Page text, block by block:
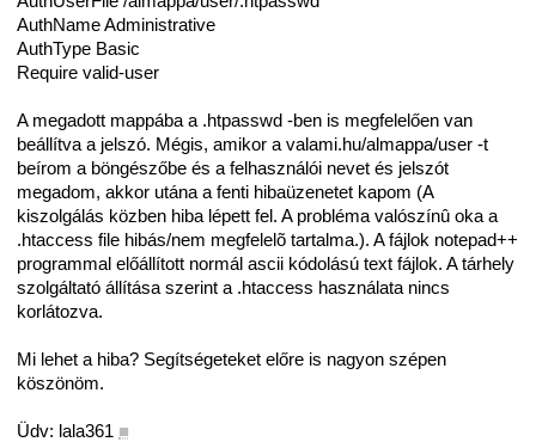
AuthName Administrative
AuthType Basic
Require valid-user
A megadott mappába a .htpasswd -ben is megfelelően van
beállítva a jelszó. Mégis, amikor a valami.hu/almappa/user -t
beírom a böngészőbe és a felhasználói nevet és jelszót
megadom, akkor utána a fenti hibaüzenetet kapom (A
kiszolgálás közben hiba lépett fel. A probléma valószínû oka a
.htaccess file hibás/nem megfelelõ tartalma.). A fájlok notepad++
programmal előállított normál ascii kódolású text fájlok. A tárhely
szolgáltató állítása szerint a .htaccess használata nincs
korlátozva.
Mi lehet a hiba? Segítségeteket előre is nagyon szépen
köszönöm.
Üdv: lala361 ■